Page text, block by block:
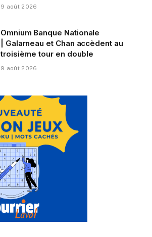
9 août 2026
Omnium Banque Nationale
| Galarneau et Chan accèdent au
troisième tour en double
9 août 2026